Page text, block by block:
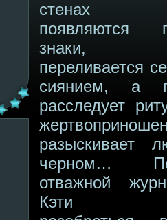
стенах
появляются
знаки,
переливается
сиянием, а
расследует
разыскивает
черном…
отважной
Кэти